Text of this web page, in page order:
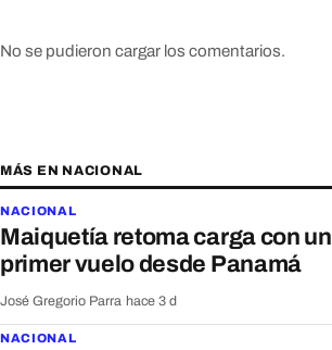
No se pudieron cargar los comentarios.
MÁS EN NACIONAL
NACIONAL
Maiquetía retoma carga con un
primer vuelo desde Panamá
José Gregorio Parra hace 3 d
NACIONAL